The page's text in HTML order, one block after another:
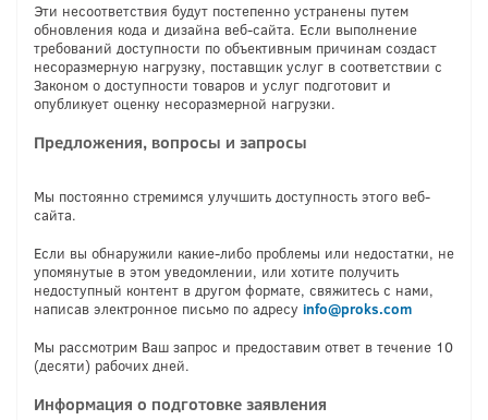
Эти несоответствия будут постепенно устранены путем
обновления кода и дизайна веб-сайта. Если выполнение
требований доступности по объективным причинам создаст
несоразмерную нагрузку, поставщик услуг в соответствии с
Законом о доступности товаров и услуг подготовит и
опубликует оценку несоразмерной нагрузки.
Предложения, вопросы и запросы
Мы постоянно стремимся улучшить доступность этого веб-
сайта.
Если вы обнаружили какие-либо проблемы или недостатки, не
упомянутые в этом уведомлении, или хотите получить
недоступный контент в другом формате, свяжитесь с нами,
написав электронное письмо по адресу info@proks.com
Мы рассмотрим Ваш запрос и предоставим ответ в течение 10
(десяти) рабочих дней.
Информация о подготовке заявления